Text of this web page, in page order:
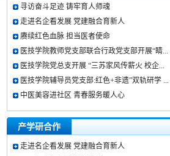
寻访奋斗足迹 铸牢育人师魂
走进名企看发展 党建融合育新人
赓续红色血脉 担当医者使命
医技学院教师党支部联合行政党支部开展“睛...
医技学院党总支开展 “三苏家风传薪火 校企...
医技学院辅导员党支部:红色+非遗”双轨研学 ...
中医美容进社区 青春服务暖人心
产学研合作
走进名企看发展 党建融合育新人